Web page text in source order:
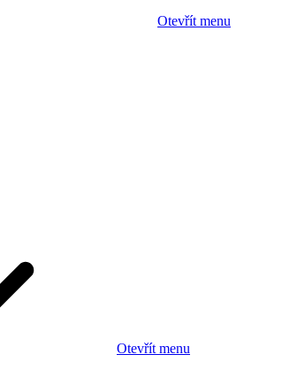
Otevřít menu
Otevřít menu